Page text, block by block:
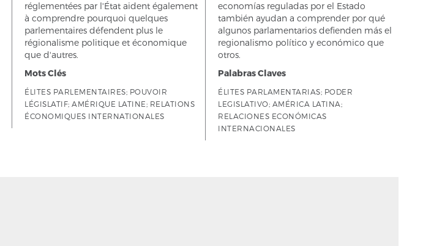
réglementées par l'État aident également
à comprendre pourquoi quelques
parlementaires défendent plus le
régionalisme politique et économique
que d'autres.
Mots Clés
ÉLITES PARLEMENTAIRES; POUVOIR
LÉGISLATIF; AMÉRIQUE LATINE; RELATIONS
ÉCONOMIQUES INTERNATIONALES
economías reguladas por el Estado
también ayudan a comprender por qué
algunos parlamentarios defienden más el
regionalismo político y económico que
otros.
Palabras Claves
ÉLITES PARLAMENTARIAS; PODER
LEGISLATIVO; AMÉRICA LATINA;
RELACIONES ECONÓMICAS
INTERNACIONALES